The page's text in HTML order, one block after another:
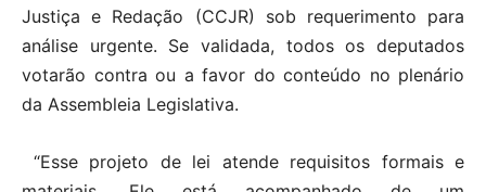
Justiça e Redação (CCJR) sob requerimento para
análise urgente. Se validada, todos os deputados
votarão contra ou a favor do conteúdo no plenário
da Assembleia Legislativa.
“Esse projeto de lei atende requisitos formais e